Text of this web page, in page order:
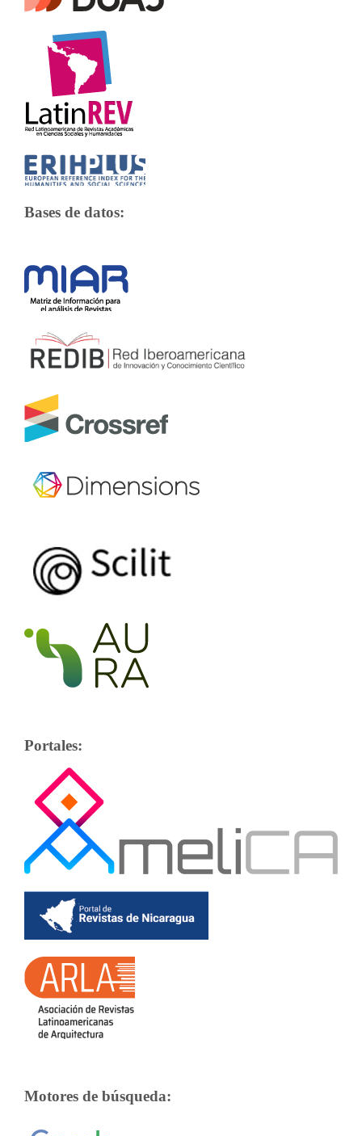
Bases de datos:
Portales:
Motores de búsqueda: